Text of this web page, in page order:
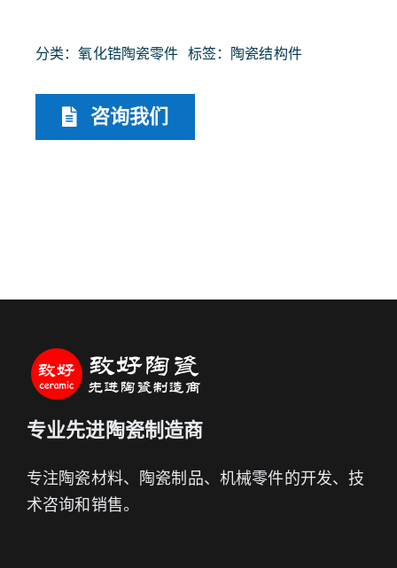
分类：氧化锆陶瓷零件 标签： 陶瓷结构件
咨询我们
专业先进陶瓷制造商
专注陶瓷材料、陶瓷制品、机械零件的开发、技
术咨询和销售。